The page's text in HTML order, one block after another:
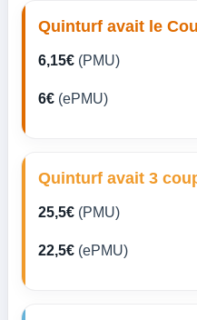
Quinturf avait le
6,15€ (PMU)
6€ (ePMU)
Quinturf avait 3
25,5€ (PMU)
22,5€ (ePMU)